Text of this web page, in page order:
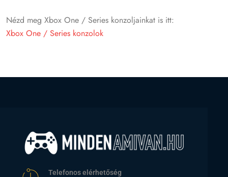
Nézd meg Xbox One / Series konzoljainkat is itt:
Xbox One / Series konzolok
Telefonos elérhetőség